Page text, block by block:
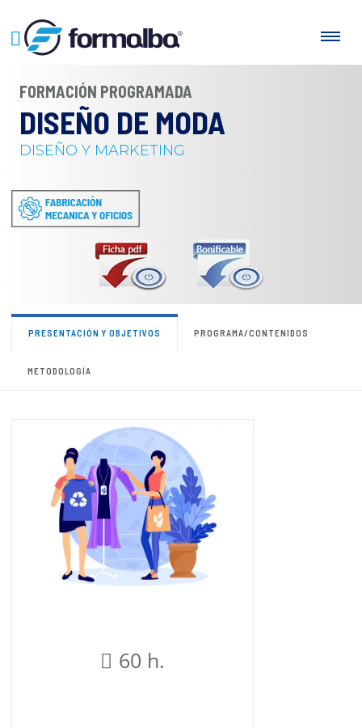
FORMACIÓN PROGRAMADA
DISEÑO DE MODA
DISEÑO Y MARKETING
PRESENTACIÓN Y OBJETIVOS PROGRAMA/CONTENIDOS
METODOLOGÍA
60 h.